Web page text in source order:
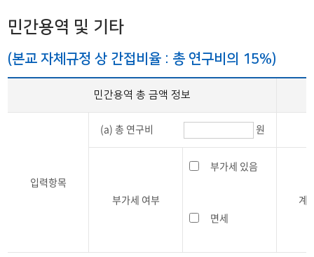
민간용역 및 기타
(본교 자체규정 상 간접비율 : 총 연구비의 15%)
민간용역 총 금액 정보
입력항목
(a) 총 연구비 원
부가세 여부
부가세 있음
계
면세